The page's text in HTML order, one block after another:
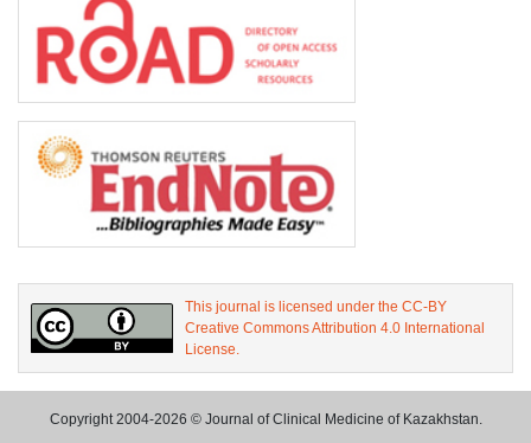
This journal is licensed under the CC-BY
Creative Commons Attribution 4.0 International
License.
Copyright 2004-2026 © Journal of Clinical Medicine of Kazakhstan.